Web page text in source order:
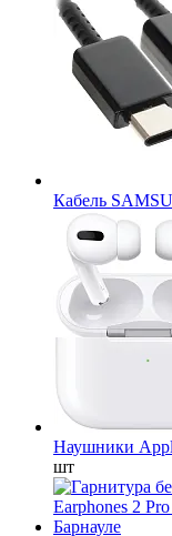
Кабель
Наушники
шт